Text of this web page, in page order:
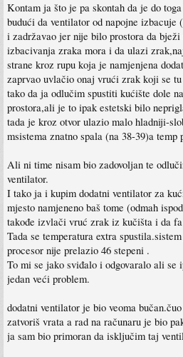
Kontam ja što je pa skontah da je do
budući da ventilator od napojne
i zadržavao jer nije bilo prostora da
izbacivanja zraka mora i da ulazi
strane kroz rupu koja je namjenjena
zaprvao uvlačio onaj vrući zrak koji se
tako da ja odlučim spustiti kućište dole
prostora,ali je to ipak estetski bilo
tada je kroz otvor ulazio malo hladniji-
msistema znatno spala (na 38-39)a temp
Ali ni time nisam bio zadovoljan te
ventilator.
I tako ja i kupim dodatni ventilator za
mjesto namjeneno baš tome (odmah
takođe izvlači vruć zrak iz kučišta i da
Tada se temperatura extra
procesor nije prelazio 46 stepeni .
To mi se jako sviđalo i odgovaralo ali se
jedan veći problem.
dodatni ventilator je bio veoma
zatvoriš vrata a rad na računaru je bio
ja sam bio primoran da isključim taj